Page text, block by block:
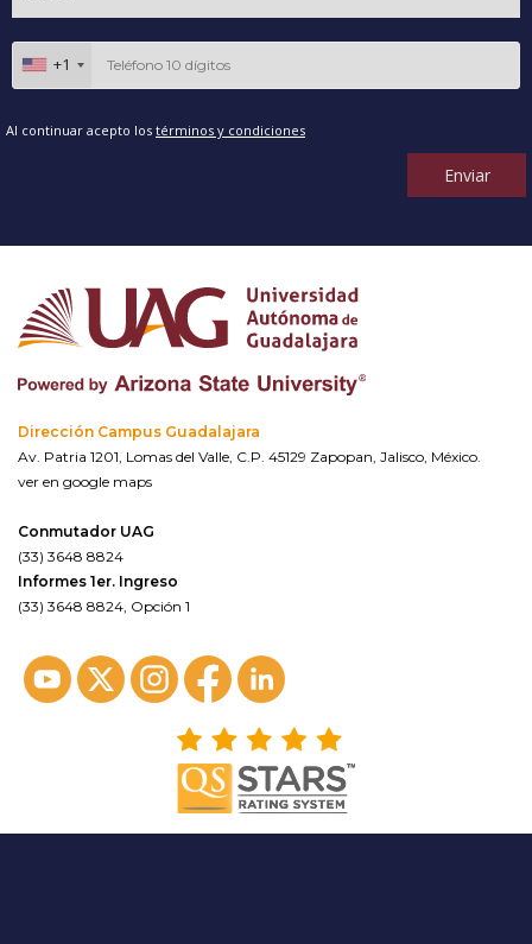
+1
Al continuar acepto los términos y condiciones
Enviar
Dirección Campus Guadalajara
Av. Patria 1201, Lomas del Valle, C.P. 45129 Zapopan, Jalisco, México.
ver en google maps
Conmutador UAG
(33) 3648 8824
Informes 1er. Ingreso
(33) 3648 8824, Opción 1